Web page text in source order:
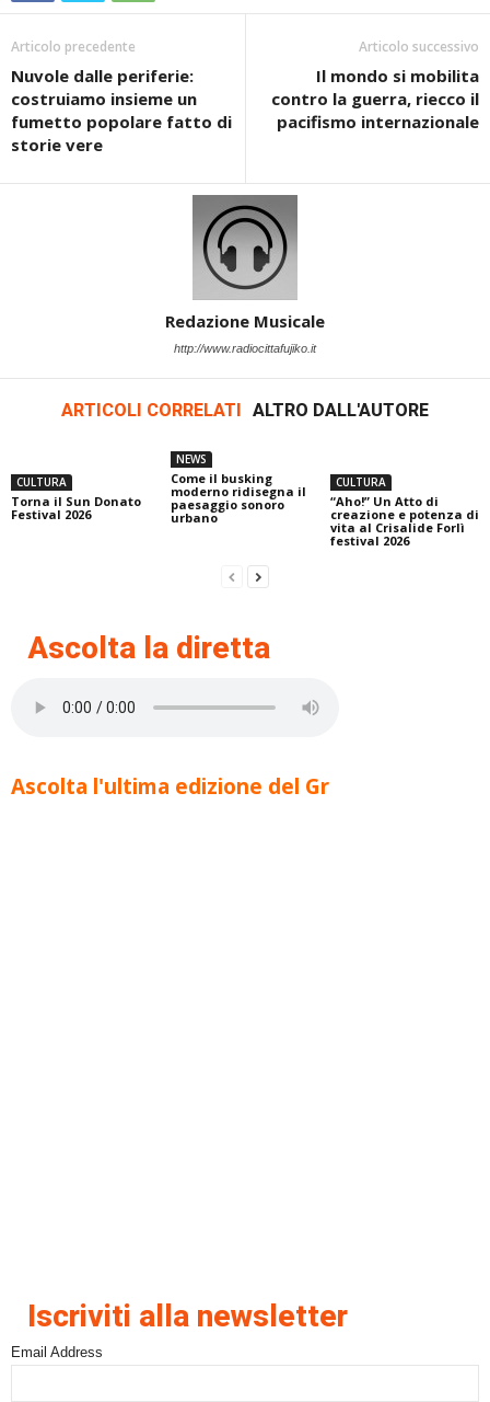
Articolo precedente
Nuvole dalle periferie:
costruiamo insieme un
fumetto popolare fatto di
storie vere
Articolo successivo
Il mondo si mobilita
contro la guerra, riecco il
pacifismo internazionale
Redazione Musicale
http://www.radiocittafujiko.it
ARTICOLI CORRELATI ALTRO DALL'AUTORE
CULTURA
Torna il Sun Donato
Festival 2026
NEWS
Come il busking
moderno ridisegna il
paesaggio sonoro
urbano
CULTURA
“Aho!” Un Atto di
creazione e potenza di
vita al Crisalide Forlì
festival 2026
Ascolta la diretta
Ascolta l'ultima edizione del Gr
Iscriviti alla newsletter
Email Address